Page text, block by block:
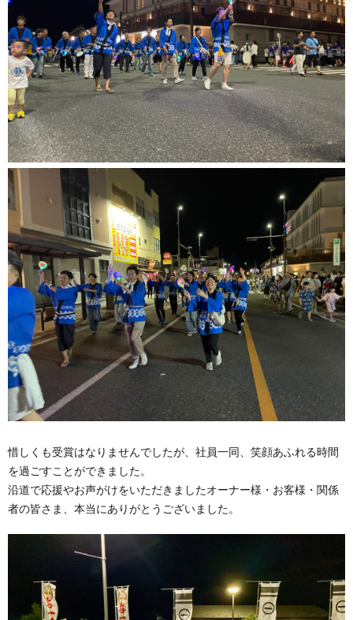
惜しくも受賞はなりませんでしたが、社員一同、笑顔あふれる時間
を過ごすことができました。
沿道で応援やお声がけをいただきましたオーナー様・お客様・関係
者の皆さま、本当にありがとうございました。